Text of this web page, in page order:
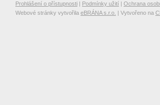
Prohlášení o přístupnosti | Podmínky užití | Ochrana
Webové stránky vytvořila eBRÁNA s.r.o. | Vytvořeno na